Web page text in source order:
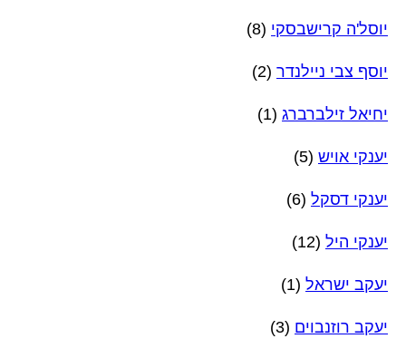
יוסל'ה קרישבסקי (8)
יוסף צבי ניילנדר (2)
יחיאל זילברברג (1)
יענקי אויש (5)
יענקי דסקל (6)
יענקי היל (12)
יעקב ישראל (1)
יעקב רוזנבוים (3)